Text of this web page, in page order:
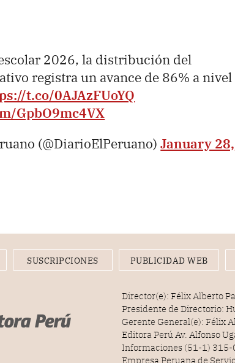
2026, la distribución del
registra un avance de 86% a nivel
t.co/0AJAzFUoYQ
GpbO9mc4VX
(@DiarioElPeruano)January 28,
SUSCRIPCIONES PUBLICIDAD WEB
Director(e): Félix Alberto
Presidente de Directorio:
Gerente General(e): Félix
Editora Perú Av. Alfonso
Informaciones (51-1)
Empresa Peruana de